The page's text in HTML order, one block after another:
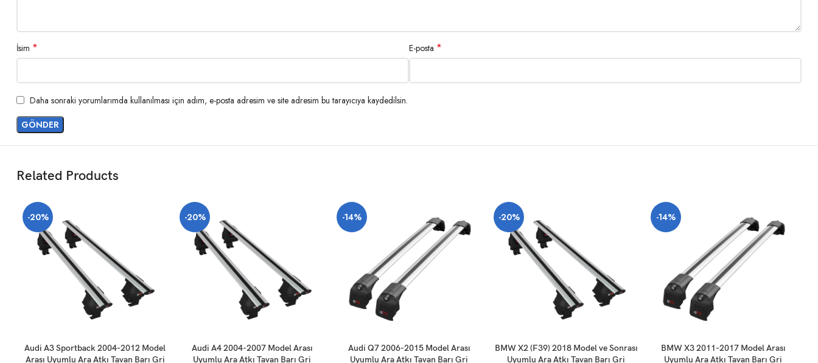
İsim * E-posta *
Daha sonraki yorumlarımda kullanılması için adım, e-posta adresim ve site adresim bu tarayıcıya kaydedilsin.
Related Products
-20%
SEPETE EKLE
Audi A3 Sportback 2004-2012 Model
Arası Uyumlu Ara Atkı Tavan Barı Gri
-20%
SEPETE EKLE
Audi A4 2004-2007 Model Arası
Uyumlu Ara Atkı Tavan Barı Gri
-14%
SEPETE EKLE
Audi Q7 2006-2015 Model Arası
Uyumlu Ara Atkı Tavan Barı Gri
-20%
SEPETE EKLE
BMW X2 (F39) 2018 Model ve Sonrası
Uyumlu Ara Atkı Tavan Barı Gri
-14%
SEPETE EKLE
BMW X3 2011-2017 Model Arası
Uyumlu Ara Atkı Tavan Barı Gri